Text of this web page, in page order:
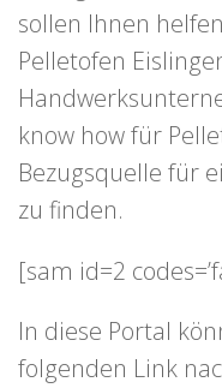
sollen Ihnen
Pelletofen
know how für
Bezugsquelle für
zu finden.
[sam id=2
In diese Portal
folgenden Link